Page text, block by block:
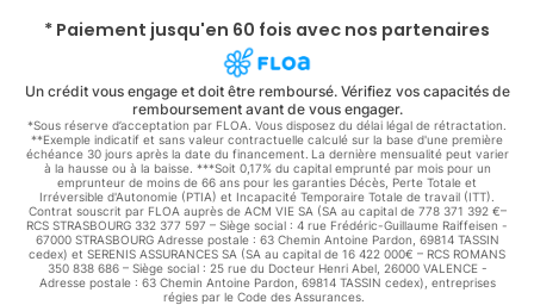
* Paiement jusqu'en 60 fois avec nos partenaires
Un crédit vous engage et doit être remboursé. Vérifiez vos capacités de
remboursement avant de vous engager.
*Sous réserve d’acceptation par FLOA. Vous disposez du délai légal de rétractation.
**Exemple indicatif et sans valeur contractuelle calculé sur la base d'une première
échéance 30 jours après la date du financement. La dernière mensualité peut varier
à la hausse ou à la baisse. ***Soit 0,17% du capital emprunté par mois pour un
emprunteur de moins de 66 ans pour les garanties Décès, Perte Totale et
Irréversible d'Autonomie (PTIA) et Incapacité Temporaire Totale de travail (ITT).
Contrat souscrit par FLOA auprès de ACM VIE SA (SA au capital de 778 371 392 €–
RCS STRASBOURG 332 377 597 – Siège social : 4 rue Frédéric-Guillaume Raiffeisen -
67000 STRASBOURG Adresse postale : 63 Chemin Antoine Pardon, 69814 TASSIN
cedex) et SERENIS ASSURANCES SA (SA au capital de 16 422 000€ – RCS ROMANS
350 838 686 – Siège social : 25 rue du Docteur Henri Abel, 26000 VALENCE -
Adresse postale : 63 Chemin Antoine Pardon, 69814 TASSIN cedex), entreprises
régies par le Code des Assurances.